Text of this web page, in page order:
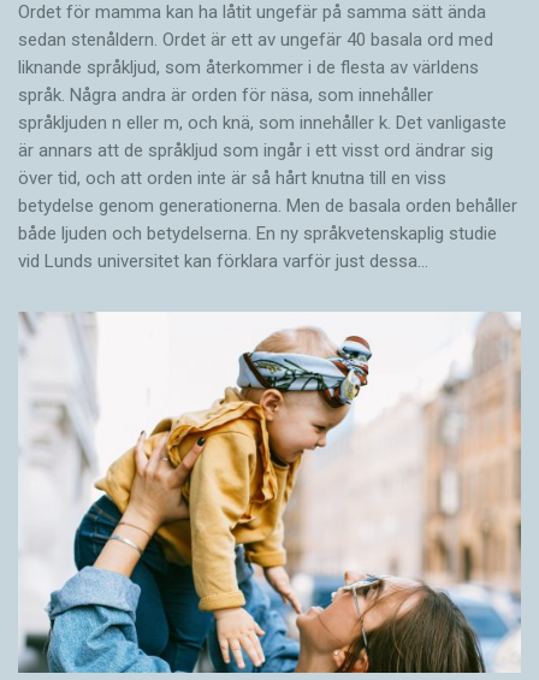
Ordet för mamma kan ha låtit ungefär på samma sätt ända
sedan stenåldern. Ordet är ett av ungefär 40 basala ord med
liknande språkljud, som återkommer i de flesta av världens
språk. Några andra är orden för näsa, som innehåller
språkljuden n eller m, och knä, som innehåller k. Det vanligaste
är annars att de språkljud som ingår i ett visst ord ändrar sig
över tid, och att orden inte är så hårt knutna till en viss
betydelse genom generationerna. Men de basala orden behåller
både ljuden och betydelserna. En ny språkvetenskaplig studie
vid Lunds universitet kan förklara varför just dessa…